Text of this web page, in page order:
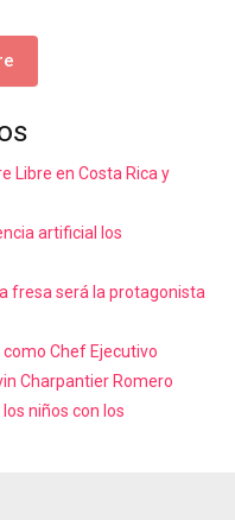
Libre en Costa Rica y
artificial los
fresa será la protagonista
Chef Ejecutivo
Charpantier Romero
niños con los